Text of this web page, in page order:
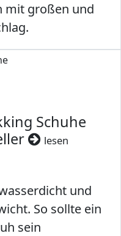
mit großen und
Schuhe
lesen
und
So sollte ein
sein